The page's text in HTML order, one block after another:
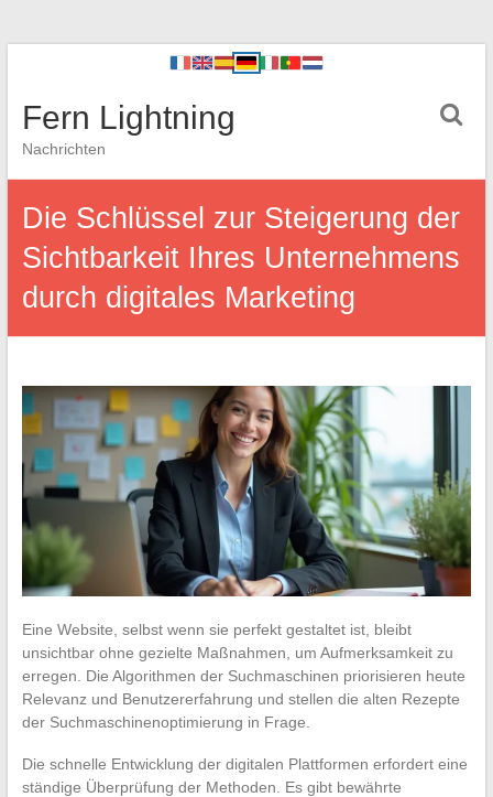
Fern Lightning
Nachrichten
Die Schlüssel zur Steigerung der
Sichtbarkeit Ihres Unternehmens
durch digitales Marketing
Eine Website, selbst wenn sie perfekt gestaltet ist, bleibt
unsichtbar ohne gezielte Maßnahmen, um Aufmerksamkeit zu
erregen. Die Algorithmen der Suchmaschinen priorisieren heute
Relevanz und Benutzererfahrung und stellen die alten Rezepte
der Suchmaschinenoptimierung in Frage.
Die schnelle Entwicklung der digitalen Plattformen erfordert eine
ständige Überprüfung der Methoden. Es gibt bewährte